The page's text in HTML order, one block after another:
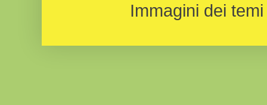
Immagini dei